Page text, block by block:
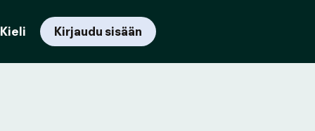
Kieli Kirjaudu sisään